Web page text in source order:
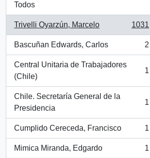
Todos
Trivelli Oyarzún, Marcelo
, 1031 resultados
1031
Bascuñan Edwards, Carlos
, 2 resultados
2
Central Unitaria de Trabajadores
(Chile)
, 1 resultados
1
Chile. Secretaría General de la
Presidencia
, 1 resultados
1
Cumplido Cereceda, Francisco
, 1 resultados
1
Mimica Miranda, Edgardo
, 1 resultados
1